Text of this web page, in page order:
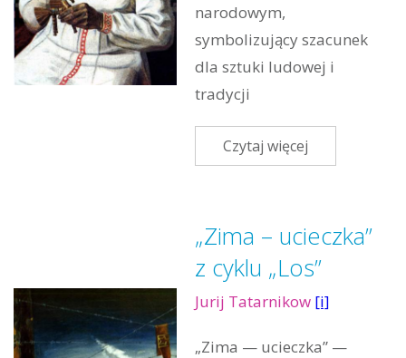
narodowym,
symbolizujący szacunek
dla sztuki ludowej i
tradycji
Czytaj więcej
„Zima – ucieczka”
z cyklu „Los”
Jurij Tatarnikow [i]
„Zima — ucieczka” —